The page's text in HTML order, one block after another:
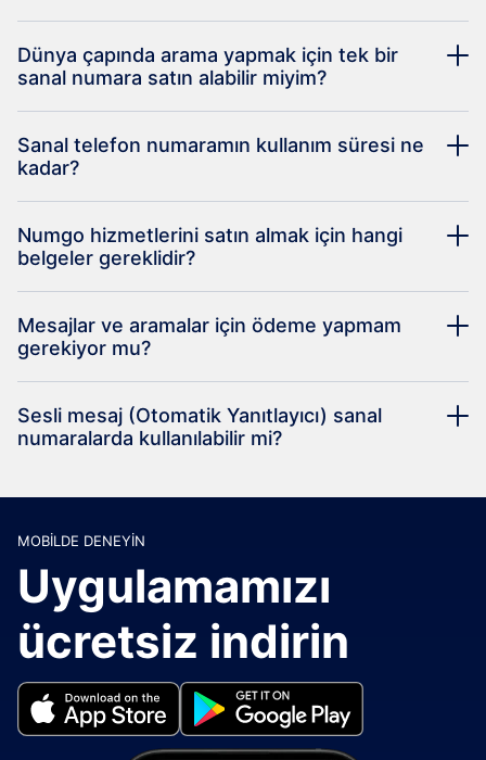
Dünya çapında arama yapmak için tek bir
sanal numara satın alabilir miyim?
Sanal telefon numaramın kullanım süresi ne
kadar?
Numgo hizmetlerini satın almak için hangi
belgeler gereklidir?
Mesajlar ve aramalar için ödeme yapmam
gerekiyor mu?
Sesli mesaj (Otomatik Yanıtlayıcı) sanal
numaralarda kullanılabilir mi?
MOBILDE DENEYIN
Uygulamamızı
ücretsiz indirin